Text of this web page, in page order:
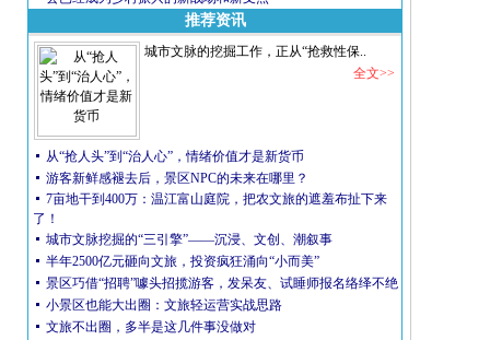
推荐资讯
城市文脉的挖掘工作，正从“抢救性保..
全文>>
从“抢人头”到“治人心”，情绪价值才是新货币
游客新鲜感褪去后，景区NPC的未来在哪里？
7亩地干到400万：温江富山庭院，把农文旅的遮羞布扯下来
了！
城市文脉挖掘的“三引擎”——沉浸、文创、潮叙事
半年2500亿元砸向文旅，投资疯狂涌向“小而美”
景区巧借“招聘”噱头招揽游客，发呆友、试睡师报名络绎不绝
小景区也能大出圈：文旅轻运营实战思路
文旅不出圈，多半是这几件事没做对